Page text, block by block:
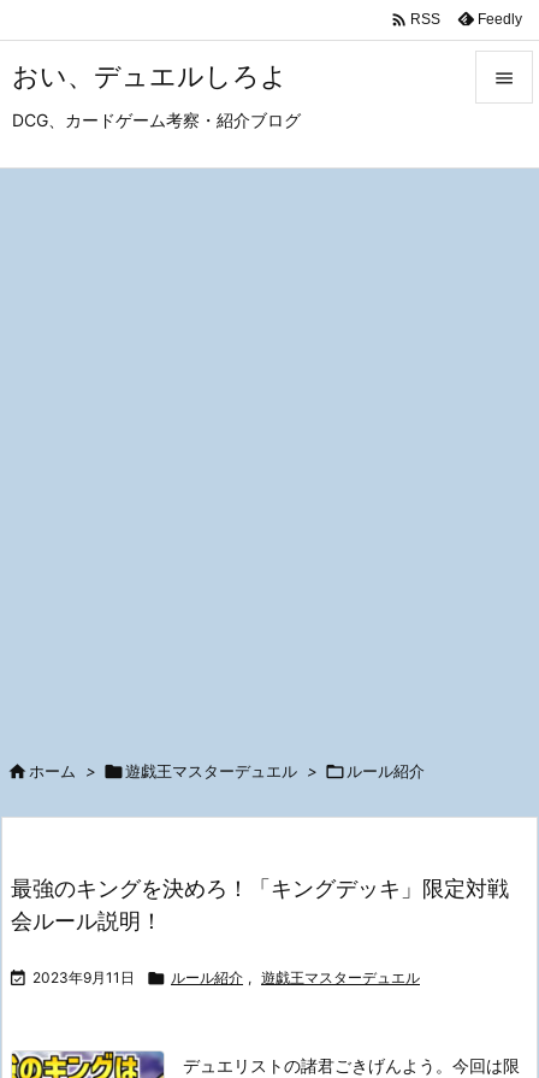
おい、デュエルしろよ
DCG、カードゲーム考察・紹介ブログ

 RSS Feedly
 ホーム > 遊戯王マスターデュエル >  ルール紹介
最強のキングを決めろ！「キングデッキ」限定対戦
会ルール説明！
 2023年9月11日  ルール紹介 , 遊戯王マスターデュエル
デュエリストの諸君ごきげんよう。 今回は限